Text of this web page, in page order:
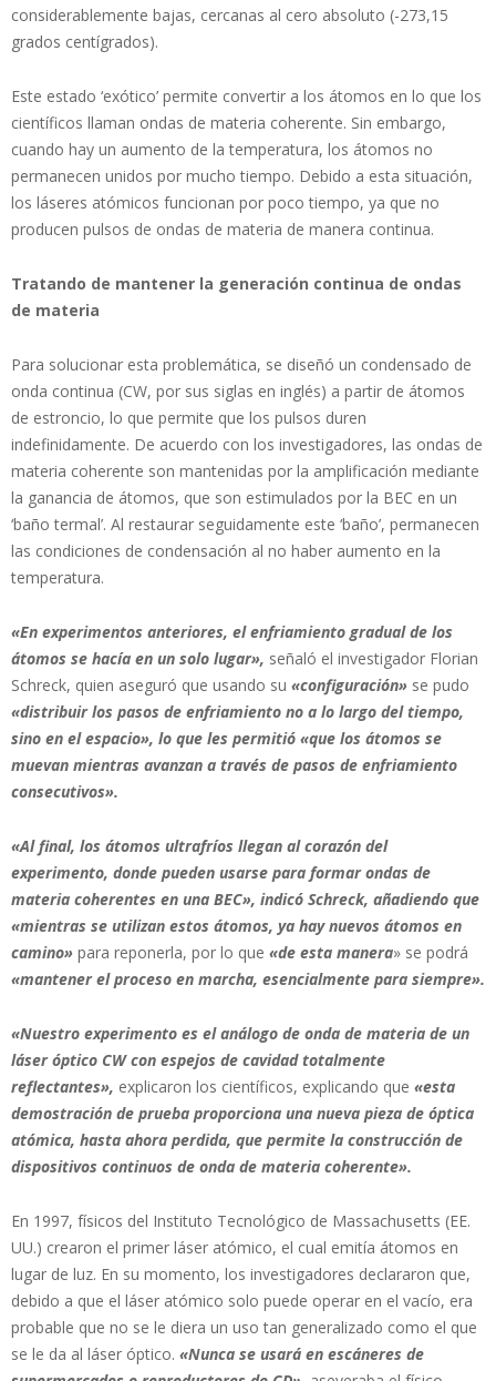
considerablemente bajas, cercanas al cero absoluto (-273,15
grados centígrados).
Este estado ‘exótico’ permite convertir a los átomos en lo que los
científicos llaman ondas de materia coherente. Sin embargo,
cuando hay un aumento de la temperatura, los átomos no
permanecen unidos por mucho tiempo. Debido a esta situación,
los láseres atómicos funcionan por poco tiempo, ya que no
producen pulsos de ondas de materia de manera continua.
Tratando de mantener la generación continua de ondas
de materia
Para solucionar esta problemática, se diseñó un condensado de
onda continua (CW, por sus siglas en inglés) a partir de átomos
de estroncio, lo que permite que los pulsos duren
indefinidamente. De acuerdo con los investigadores, las ondas de
materia coherente son mantenidas por la amplificación mediante
la ganancia de átomos, que son estimulados por la BEC en un
‘baño termal’. Al restaurar seguidamente este ‘baño’, permanecen
las condiciones de condensación al no haber aumento en la
temperatura.
«En experimentos anteriores, el enfriamiento gradual de los
átomos se hacía en un solo lugar», señaló el investigador Florian
Schreck, quien aseguró que usando su «configuración» se pudo
«distribuir los pasos de enfriamiento no a lo largo del tiempo,
sino en el espacio», lo que les permitió «que los átomos se
muevan mientras avanzan a través de pasos de enfriamiento
consecutivos».
«Al final, los átomos ultrafríos llegan al corazón del
experimento, donde pueden usarse para formar ondas de
materia coherentes en una BEC», indicó Schreck, añadiendo que
«mientras se utilizan estos átomos, ya hay nuevos átomos en
camino» para reponerla, por lo que «de esta manera» se podrá
«mantener el proceso en marcha, esencialmente para siempre».
«Nuestro experimento es el análogo de onda de materia de un
láser óptico CW con espejos de cavidad totalmente
reflectantes», explicaron los científicos, explicando que «esta
demostración de prueba proporciona una nueva pieza de óptica
atómica, hasta ahora perdida, que permite la construcción de
dispositivos continuos de onda de materia coherente».
En 1997, físicos del Instituto Tecnológico de Massachusetts (EE.
UU.) crearon el primer láser atómico, el cual emitía átomos en
lugar de luz. En su momento, los investigadores declararon que,
debido a que el láser atómico solo puede operar en el vacío, era
probable que no se le diera un uso tan generalizado como el que
se le da al láser óptico. «Nunca se usará en escáneres de